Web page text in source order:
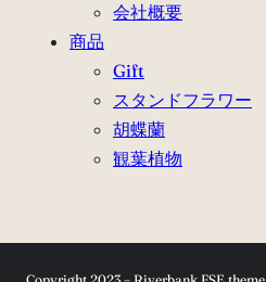
会社概要
商品
Gift
スタンドフラワー
胡蝶蘭
観葉植物